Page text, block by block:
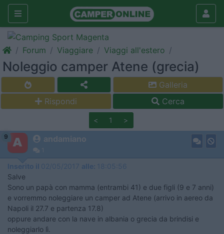
Forum Viaggiare Viaggi all'estero
Noleggio camper Atene (grecia)
Galleria
Rispondi
Cerca
< 1 >
9 andamiano
1
Inserito il 02/05/2017 alle: 18:05:56
Salve
Sono un papà con mamma (entrambi 41) e due figli (9 e 7 anni)
e vorremmo noleggiare un camper ad Atene (arrivo in aereo da
Napoli il 27.7 e partenza 17.8)
oppure andare con la nave in albania o grecia da brindisi e
noleggiarlo lì.